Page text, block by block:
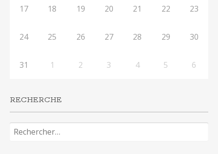
17 18 19 20 21 22 23
24 25 26 27 28 29 30
31 1 2 3 4 5 6
RECHERCHE